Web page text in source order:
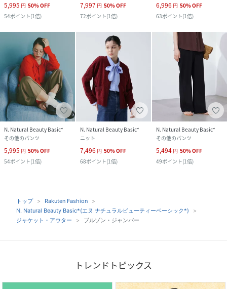
5,995 円 50%OFF
54ポイント(1倍)
7,997 円 50%OFF
72ポイント(1倍)
6,996 円 50%OFF
63ポイント(1倍)
N. Natural Beauty Basic*
その他のパンツ
5,995 円 50%OFF
54ポイント(1倍)
N. Natural Beauty Basic*
ニット
7,496 円 50%OFF
68ポイント(1倍)
N. Natural Beauty Basic*
その他のパンツ
5,494 円 50%OFF
49ポイント(1倍)
トップ
Rakuten Fashion
N. Natural Beauty Basic*(エヌ ナチュラルビューティーベーシック*)
ジャケット・アウター
ブルゾン・ジャンパー
トレンドトピックス